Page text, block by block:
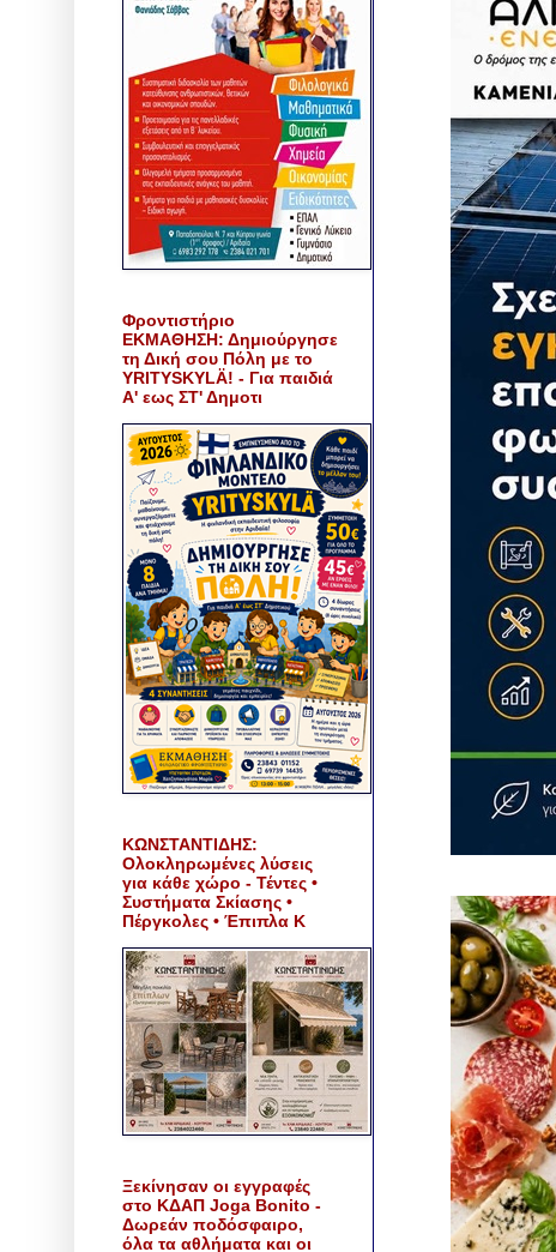
Φροντιστήριο
ΕΚΜΑΘΗΣΗ: Δημιούργησε
τη Δική σου Πόλη με το
YRITYSKYLÄ! - Για παιδιά
Α' εως ΣΤ' Δημοτι
ΚΩΝΣΤΑΝΤΙΔΗΣ:
Ολοκληρωμένες λύσεις
για κάθε χώρο - Τέντες •
Συστήματα Σκίασης •
Πέργκολες • Έπιπλα Κ
Ξεκίνησαν οι εγγραφές
στο ΚΔΑΠ Joga Bonito -
Δωρεάν ποδόσφαιρο,
όλα τα αθλήματα και οι